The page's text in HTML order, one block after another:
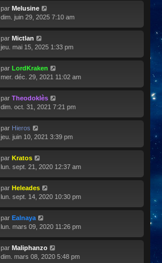
par Melusine
dim. juin 29, 2025 7:10 am
par Mictlan
jeu. mai 15, 2025 1:33 pm
par LordKraken
mer. déc. 29, 2021 11:02 am
par Theodoklès
dim. oct. 31, 2021 7:21 pm
par Hieros
jeu. juin 10, 2021 3:39 pm
par Kratos
lun. sept. 21, 2020 12:37 am
par Heleades
lun. sept. 14, 2020 10:30 pm
par Ealnaya
lun. mars 09, 2020 11:26 pm
par Maliphanzo
dim. mars 08, 2020 5:48 pm